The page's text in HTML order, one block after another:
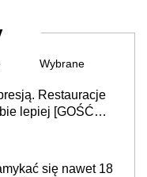
Wybrane
Restauracje
lepiej [GOŚĆ
się nawet 18